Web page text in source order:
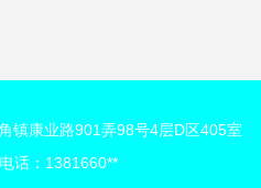
镇康业路901弄98号4层D区405室
电话：1381660**